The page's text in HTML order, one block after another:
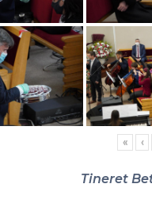
« ‹
Tineret